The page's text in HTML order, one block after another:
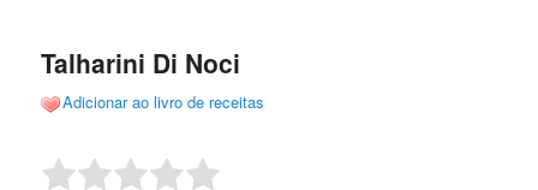
conteúdo
conteúdo
Talharini Di Noci
Adicionar ao livro de receitas
Rate this item: Submit Rating